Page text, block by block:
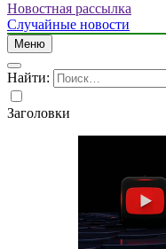
Новостная рассылка
Случайные новости
Меню
Найти:
Заголовки